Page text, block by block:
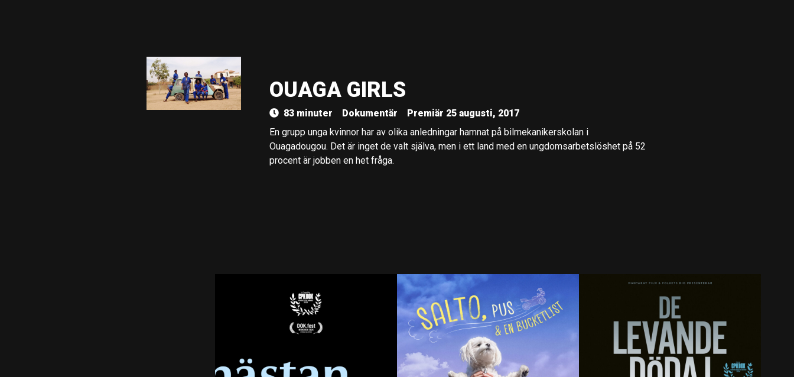
OUAGA GIRLS
83 minuter Dokumentär
Premiär 25 augusti, 2017
En grupp unga kvinnor har av olika anledningar hamnat på bilmekanikerskolan i
Ouagadougou. Det är inget de valt själva, men i ett land med en ungdomsarbetslöshet på 52
procent är jobben en het fråga.